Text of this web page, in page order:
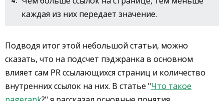
каждая из них передает значение.
Подводя итог этой небольшой статьи, можно
сказать, что на подсчет пэджранка в основном
влияет сам PR ссылающихся страниц и количество
внутренних ссылок на них. В статье "Что такое